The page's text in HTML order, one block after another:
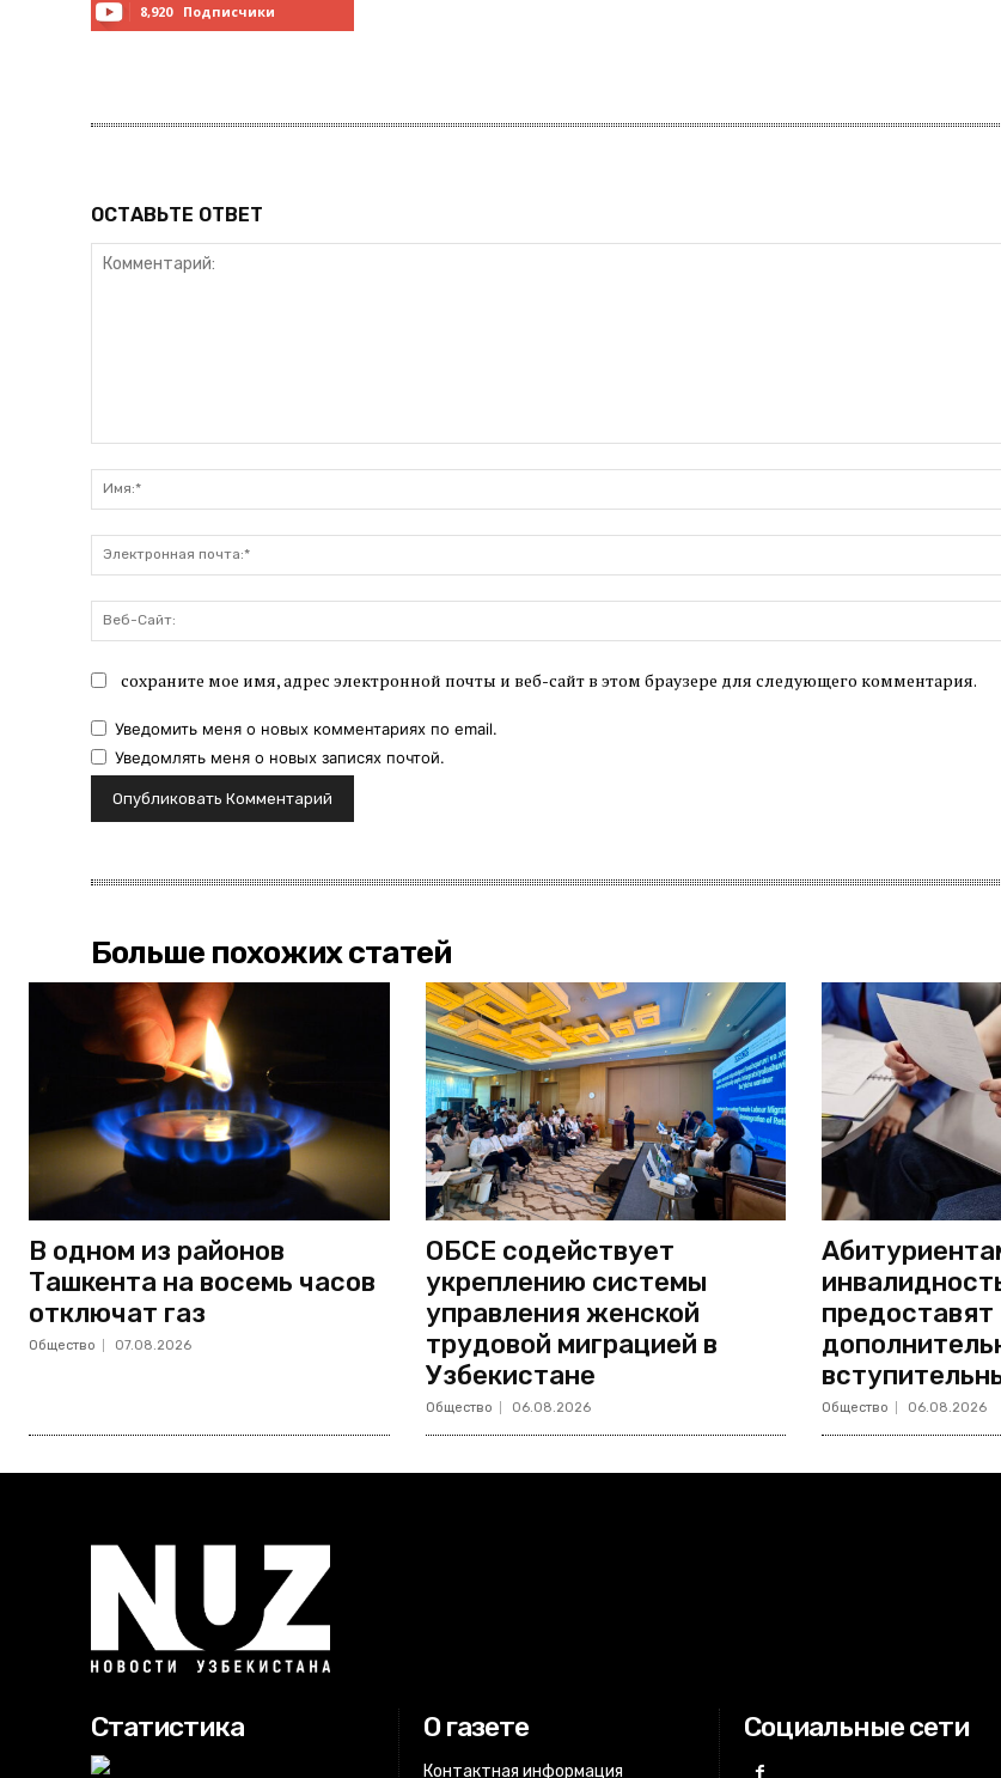
8,920 Подписчики
ОСТАВЬТЕ ОТВЕТ
сохраните мое имя, адрес электронной почты и веб-сайт в этом браузере для следующего комментария.
Уведомить меня о новых комментариях по email.
Уведомлять меня о новых записях почтой.
Больше похожих статей
В одном из районов
Ташкента на восемь часов
отключат газ
Общество 07.08.2026
ОБСЕ содействует
укреплению системы
управления женской
трудовой миграцией в
Узбекистане
Общество 06.08.2026
предоставят
Общество 06.08.2026
Статистика О газете
Контактная информация
Социальные сети